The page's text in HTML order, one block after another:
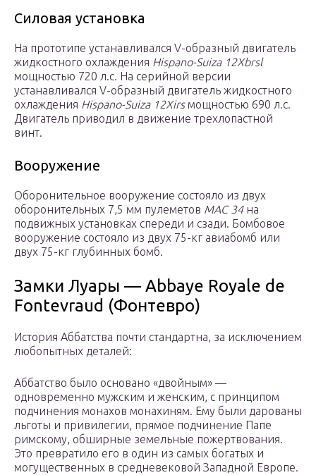
Силовая установка
На прототипе устанавливался V-образный двигатель
жидкостного охлаждения Hispano-Suiza 12Xbrsl
мощностью 720 л.с. На серийной версии
устанавливался V-образный двигатель жидкостного
охлаждения Hispano-Suiza 12Xirsмощностью 690 л.с.
Двигатель приводил в движение трехлопастной
винт.
Вооружение
Оборонительное вооружение состояло из двух
оборонительных 7,5 мм пулеметов MAC 34на
подвижных установках спереди и сзади. Бомбовое
вооружение состояло из двух 75-кг авиабомб или
двух 75-кг глубинных бомб.
Замки Луары — Abbaye Royale de
Fontevraud (Фонтевро)
История Аббатства почти стандартна, за исключением
любопытных деталей:
Аббатство было основано «двойным» —
одновременно мужским и женским, с принципом
подчинения монахов монахиням. Ему были дарованы
льготы и привилегии, прямое подчинение Папе
римскому, обширные земельные пожертвования.
Это превратило его в один из самых богатых и
могущественных в средневековой Западной Европе.